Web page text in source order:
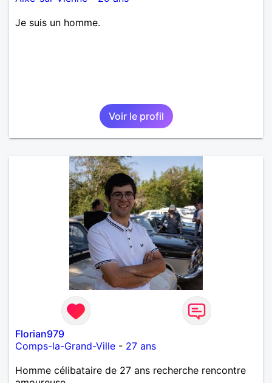
Je suis un homme.
Voir le profil
Florian979
Comps-la-Grand-Ville - 27 ans
Homme célibataire de 27 ans recherche rencontre